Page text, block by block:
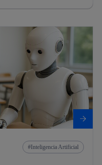
Inteligencia Artificial